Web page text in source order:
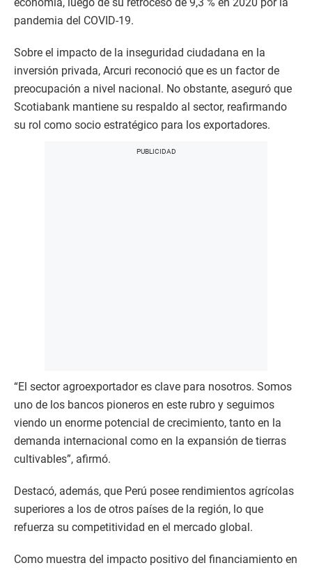
pandemia del COVID-19.
Sobre el impacto de la inseguridad ciudadana en la
inversión privada, Arcuri reconoció que es un factor de
preocupación a nivel nacional. No obstante, aseguró que
Scotiabank mantiene su respaldo al sector, reafirmando
su rol como socio estratégico para los exportadores.
“El sector agroexportador es clave para nosotros. Somos
uno de los bancos pioneros en este rubro y seguimos
viendo un enorme potencial de crecimiento, tanto en la
demanda internacional como en la expansión de tierras
cultivables”, afirmó.
Destacó, además, que Perú posee rendimientos agrícolas
superiores a los de otros países de la región, lo que
refuerza su competitividad en el mercado global.
Como muestra del impacto positivo del financiamiento en